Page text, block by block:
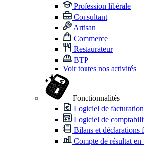
Profession libérale
Consultant
Artisan
Commerce
Restaurateur
BTP
Voir toutes nos activités
Fonctionnalités
Logiciel de facturation
Logiciel de
Bilans et déclarations
Compte de résultat en